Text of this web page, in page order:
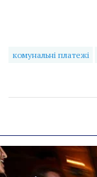
комунальні платежі